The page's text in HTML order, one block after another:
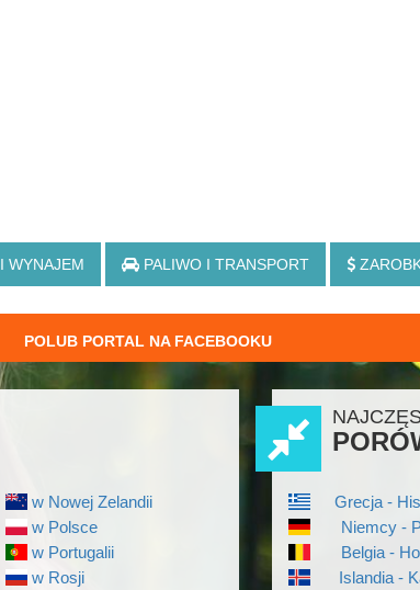
I WYNAJEM PALIWO I TRANSPORT
POLUB PORTAL NA FACEBOOKU
w Nowej Zelandii
w Polsce
w Portugalii
w Rosji
Grecja -
Niemcy -
Belgia -
Islandia -